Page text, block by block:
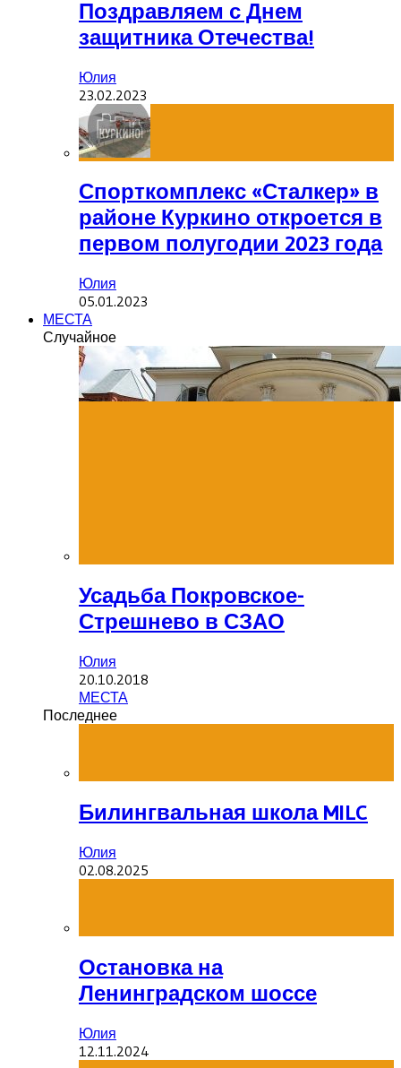
Поздравляем с Днем
защитника Отечества!
Юлия
23.02.2023
Спорткомплекс «Сталкер» в
районе Куркино откроется в
первом полугодии 2023 года
Юлия
05.01.2023
МЕСТА
Случайное
Усадьба Покровское-
Стрешнево в СЗАО
Юлия
20.10.2018
МЕСТА
Последнее
Билингвальная школа MILC
Юлия
02.08.2025
Остановка на
Ленинградском шоссе
Юлия
12.11.2024